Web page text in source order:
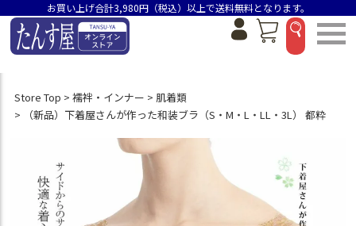
お買い上げ合計3,980円（税込）以上で送料無料となります。
Store Top 襦袢・インナー
肌着類
（新品）下着屋さんが作った和装ブラ（S・M・L・LL・3L） 都粋